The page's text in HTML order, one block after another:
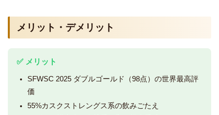
メリット・デメリット
✅ メリット
SFWSC 2025 ダブルゴールド（98点）の世界最高評
価
55%カスクストレングス系の飲みごたえ